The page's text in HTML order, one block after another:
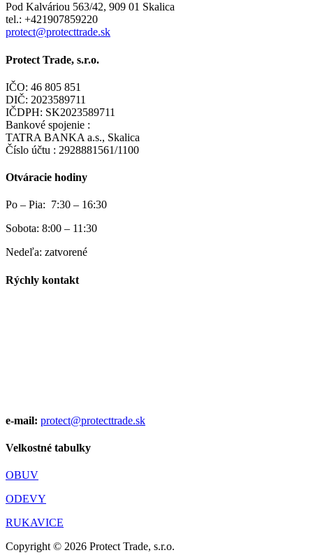
Pod Kalváriou 563/42, 909 01 Skalica
tel.: +421907859220
protect@protecttrade.sk
Protect Trade, s.r.o.
IČO: 46 805 851
DIČ: 2023589711
IČDPH: SK2023589711
Bankové spojenie :
TATRA BANKA a.s., Skalica
Číslo účtu : 2928881561/1100
Otváracie hodiny
Po – Pia: 7:30 – 16:30
Sobota: 8:00 – 11:30
Nedeľa: zatvorené
Rýchly kontakt
e-mail: protect@protecttrade.sk
Velkostné tabulky
OBUV
ODEVY
RUKAVICE
Copyright © 2026 Protect Trade, s.r.o.